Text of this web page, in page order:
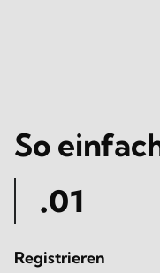
So
.01
Registrieren